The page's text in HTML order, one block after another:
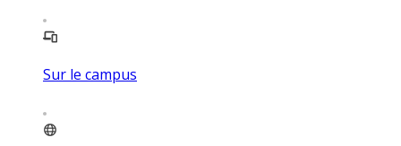
Sur le campus